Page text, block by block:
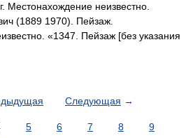
Местонахождение неизвестно.
(1889 1970). Пейзаж.
«1347. Пейзаж [без указания
Следующая →
5 6 7 8
9